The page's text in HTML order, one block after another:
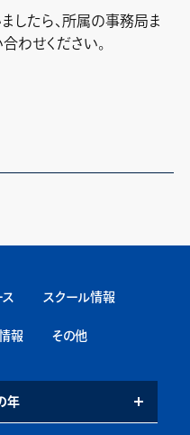
したら、所属の事務局ま
わせください。
スクール情報
報 その他
年